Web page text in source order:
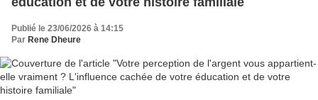
Publié le 23/06/2026 à 14:15
Par Rene Dheure